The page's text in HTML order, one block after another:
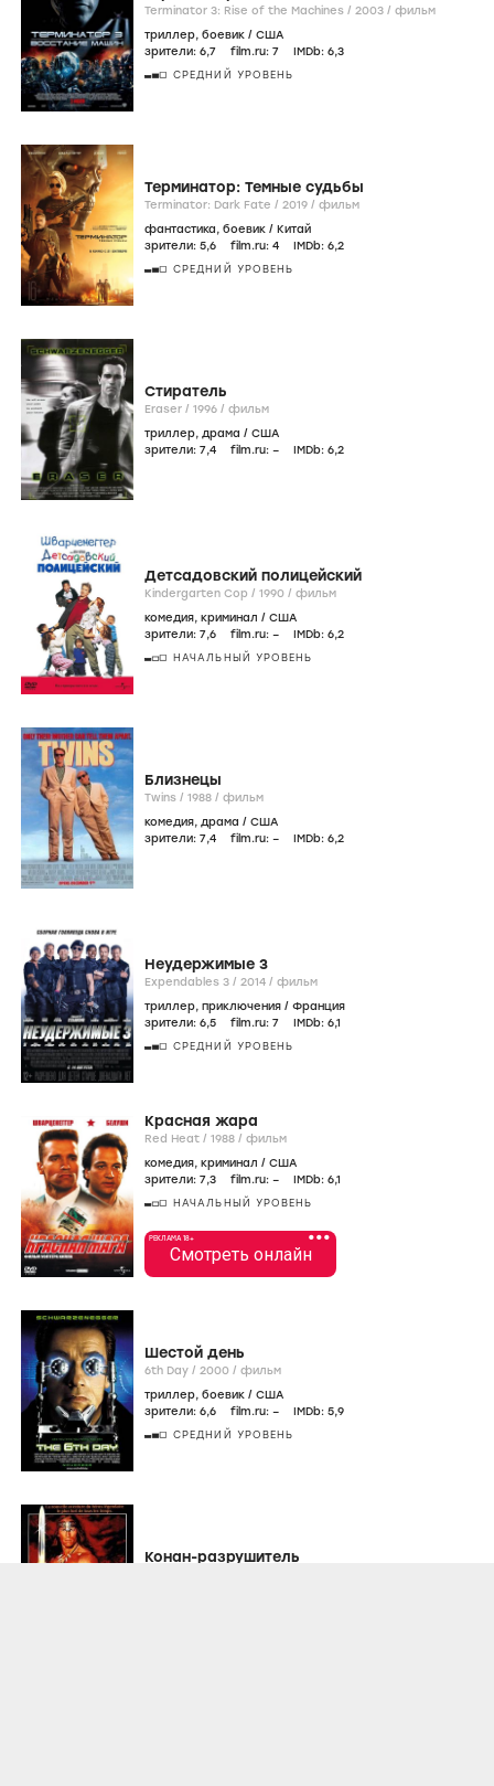
Terminator 3: Rise of the Machines / 2003 / фильм
триллер, боевик / США
зрители: 6,7 film.ru: 7 IMDb: 6,3
СРЕДНИЙ УРОВЕНЬ
Терминатор: Темные судьбы
Terminator: Dark Fate / 2019 / фильм
фантастика, боевик / Китай
зрители: 5,6 film.ru: 4 IMDb: 6,2
СРЕДНИЙ УРОВЕНЬ
Стиратель
Eraser / 1996 / фильм
триллер, драма / США
зрители: 7,4 film.ru: – IMDb: 6,2
Детсадовский полицейский
Kindergarten Cop / 1990 / фильм
комедия, криминал / США
зрители: 7,6 film.ru: – IMDb: 6,2
НАЧАЛЬНЫЙ УРОВЕНЬ
Близнецы
Twins / 1988 / фильм
комедия, драма / США
зрители: 7,4 film.ru: – IMDb: 6,2
Неудержимые 3
Expendables 3 / 2014 / фильм
триллер, приключения / Франция
зрители: 6,5 film.ru: 7 IMDb: 6,1
СРЕДНИЙ УРОВЕНЬ
Красная жара
Red Heat / 1988 / фильм
комедия, криминал / США
зрители: 7,3 film.ru: – IMDb: 6,1
НАЧАЛЬНЫЙ УРОВЕНЬ
•••
РЕКЛАМА 18+
Смотреть онлайн
Шестой день
6th Day / 2000 / фильм
триллер, боевик / США
зрители: 6,6 film.ru: – IMDb: 5,9
СРЕДНИЙ УРОВЕНЬ
Конан-разрушитель